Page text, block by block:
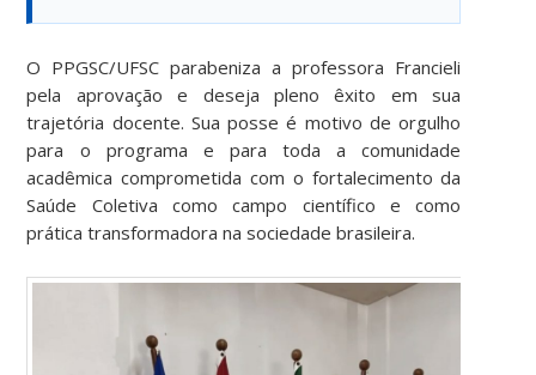
O PPGSC/UFSC parabeniza a professora Francieli
pela aprovação e deseja pleno êxito em sua
trajetória docente. Sua posse é motivo de orgulho
para o programa e para toda a comunidade
acadêmica comprometida com o fortalecimento da
Saúde Coletiva como campo científico e como
prática transformadora na sociedade brasileira.